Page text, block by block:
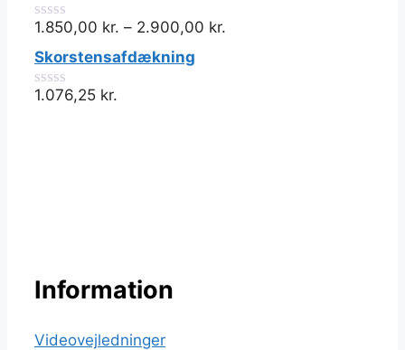
0
ud
af
5
1.850,00 kr. – 2.900,00 kr.
Skorstensafdækning
0
1.076,25 kr.
Information
Videovejledninger